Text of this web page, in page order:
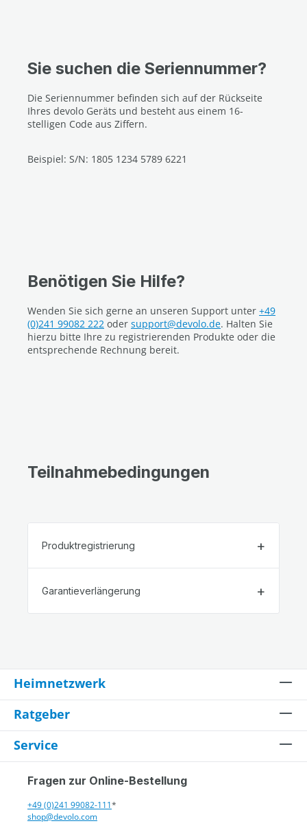
Sie suchen die Seriennummer?
Die Seriennummer befinden sich auf der Rückseite
Ihres devolo Geräts und besteht aus einem 16-
stelligen Code aus Ziffern.
Beispiel: S/N: 1805 1234 5789 6221
Benötigen Sie Hilfe?
Wenden Sie sich gerne an unseren Support unter +49
(0)241 99082 222 oder support@devolo.de. Halten Sie
hierzu bitte Ihre zu registrierenden Produkte oder die
entsprechende Rechnung bereit.
Teilnahmebedingungen
Produktregistrierung
Garantieverlängerung
Heimnetzwerk
Ratgeber
Service
Fragen zur Online-Bestellung
+49 (0)241 99082-111*
shop@devolo.com